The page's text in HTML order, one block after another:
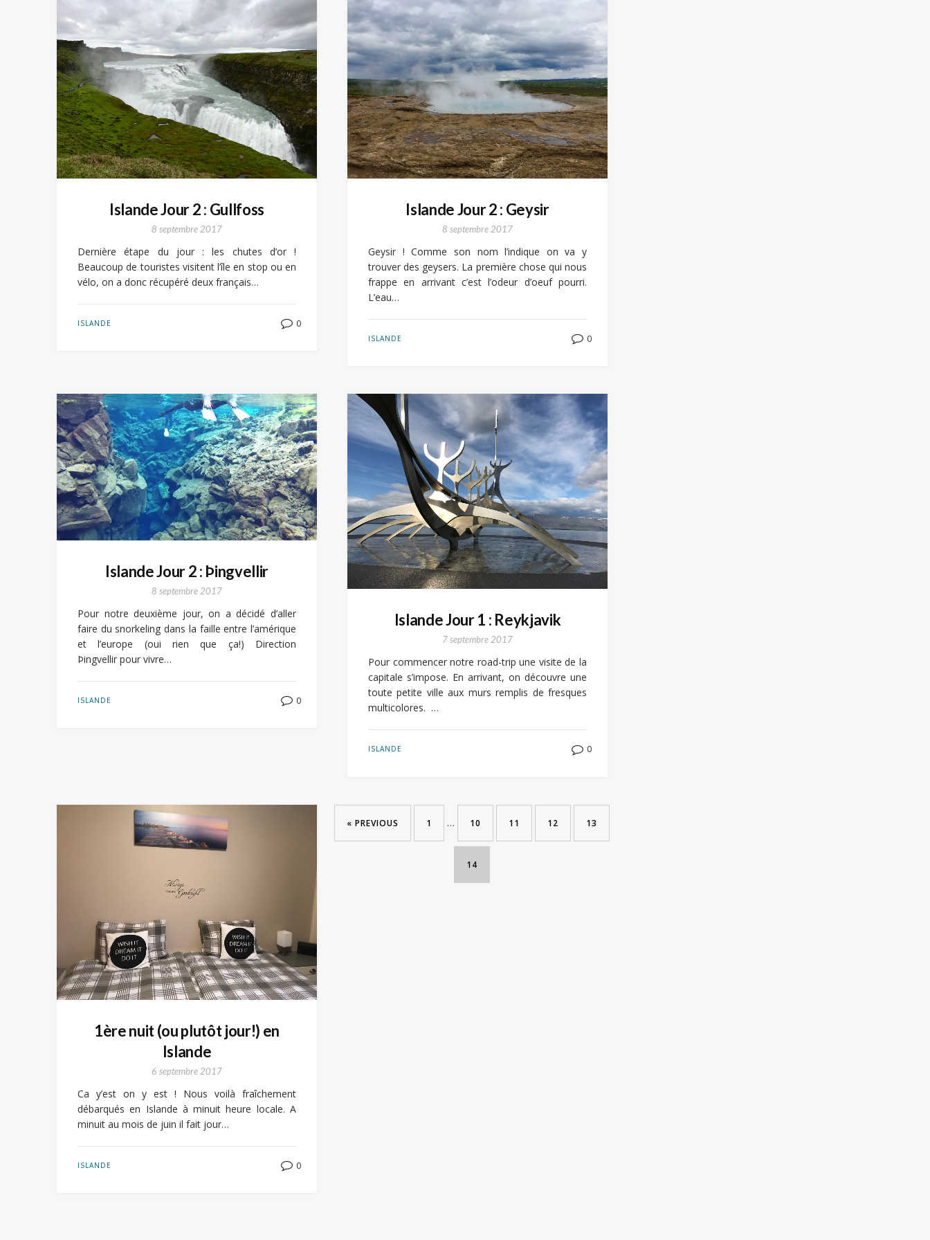
Islande Jour 2 : Gullfoss
8 septembre 2017
Dernière étape du jour : les chutes d’or !
Beaucoup de touristes visitent l’île en stop ou en
vélo, on a donc récupéré deux français…
ISLANDE 0
Islande Jour 2 : Geysir
8 septembre 2017
Geysir ! Comme son nom l’indique on va y
trouver des geysers. La première chose qui nous
frappe en arrivant c’est l’odeur d’oeuf pourri.
L’eau…
ISLANDE 0
Islande Jour 2 : Þingvellir
8 septembre 2017
Pour notre deuxième jour, on a décidé d’aller
faire du snorkeling dans la faille entre l’amérique
et l’europe (oui rien que ça!) Direction
Þingvellir pour vivre…
ISLANDE 0
Islande Jour 1 : Reykjavik
7 septembre 2017
Pour commencer notre road-trip une visite de la
capitale s’impose. En arrivant, on découvre une
toute petite ville aux murs remplis de fresques
multicolores. …
ISLANDE 0
1ère nuit (ou plutôt jour!) en
Islande
6 septembre 2017
Ca y’est on y est ! Nous voilà fraîchement
débarqués en Islande à minuit heure locale. A
minuit au mois de juin il fait jour…
ISLANDE 0
« PREVIOUS 1 … 10 11 12 13
14